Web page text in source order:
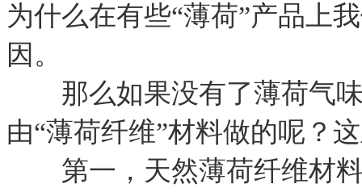
为什么在有些“薄荷”产品上
因。
那么如果没有了薄荷气味
由“薄荷纤维”材料做的呢？
第一，天然薄荷纤维材料